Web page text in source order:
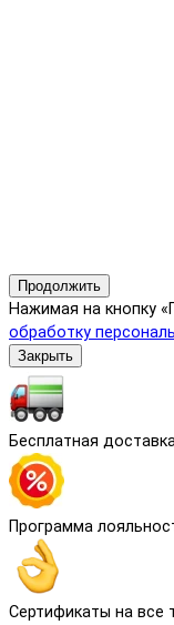
Продолжить
Нажимая на кнопку
обработку
Закрыть
Бесплатная
Программа
Сертификаты на все